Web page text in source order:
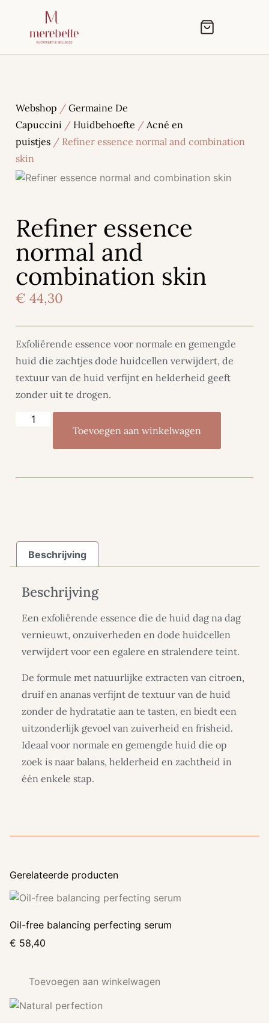
Webshop / Germaine De
Capuccini / Huidbehoefte / Acné en
puistjes / Refiner essence normal and combination
skin
Refiner essence
normal and
combination skin
€ 44,30
Exfoliërende essence voor normale en gemengde
huid die zachtjes dode huidcellen verwijdert, de
textuur van de huid verfijnt en helderheid geeft
zonder uit te drogen.
Toevoegen aan winkelwagen
Beschrijving
Beschrijving
Een exfoliërende essence die de huid dag na dag
vernieuwt, onzuiverheden en dode huidcellen
verwijdert voor een egalere en stralendere teint.
De formule met natuurlijke extracten van citroen,
druif en ananas verfijnt de textuur van de huid
zonder de hydratatie aan te tasten, en biedt een
uitzonderlijk gevoel van zuiverheid en frisheid.
Ideaal voor normale en gemengde huid die op
zoek is naar balans, helderheid en zachtheid in
één enkele stap.
Gerelateerde producten
Oil-free balancing perfecting serum
€ 58,40
Toevoegen aan winkelwagen